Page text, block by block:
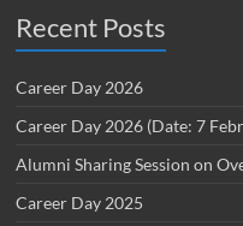
Recent Posts
Career Day 2026
Career Day 2026 (Date: 7
Alumni Sharing Session on
Career Day 2025